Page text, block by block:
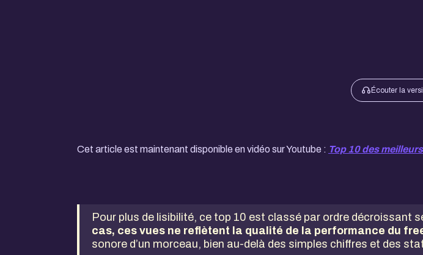
Écouter la
Cet article est maintenant disponible en vidéo sur Youtube : Top 10 des
Pour plus de lisibilité, ce top 10 est classé par ordre décroissant
cas, ces vues ne reflètent la qualité de la performance du
sonore d’un morceau, bien au-delà des simples chiffres et des